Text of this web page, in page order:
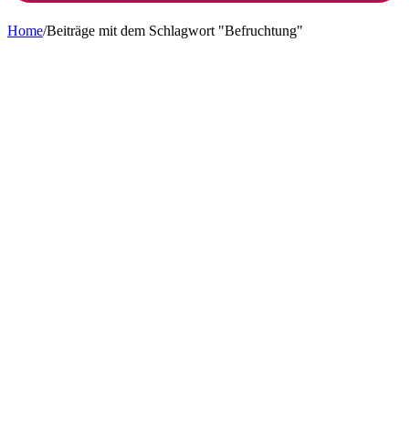
Home/Beiträge mit dem Schlagwort "Befruchtung"